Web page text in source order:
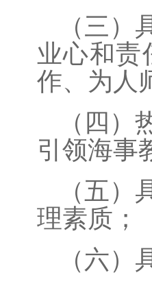
（三
业心和责
作、为人
（四
引领海事
（五
理素质；
（六